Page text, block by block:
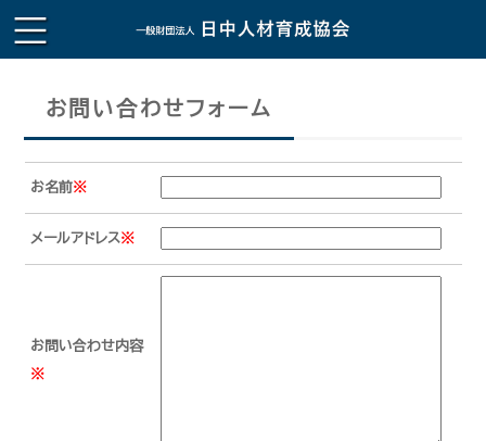
お問い合わせフォーム
お名前※
メールアドレス※
お問い合わせ内容
※